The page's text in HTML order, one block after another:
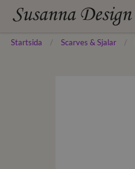
Startsida Scarves & Sjalar